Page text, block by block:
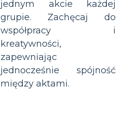
jednym akcie każdej
grupie. Zachęcaj do
współpracy i
kreatywności,
zapewniając
jednocześnie spójność
między aktami.